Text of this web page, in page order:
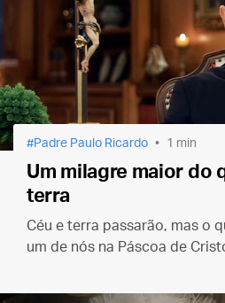
Padre Paulo Ricardo 1 min
Um milagre maior do
terra
Céu e terra passarão, mas o
um de nós na Páscoa de